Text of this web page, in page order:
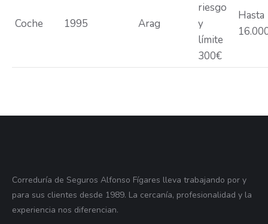
Coche 1995 Arag
riesgo
y
límite
300€
Hasta
Correduría de Seguros Alfonso Fígares lleva trabajando por y
para sus clientes desde 1989. La cercanía, profesionalidad y la
experiencia nos diferencian.